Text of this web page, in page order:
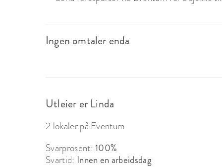
Ingen omtaler enda
Utleier er Linda
2 lokaler på Eventum
Svarprosent:100%
Svartid: Innen en arbeidsdag